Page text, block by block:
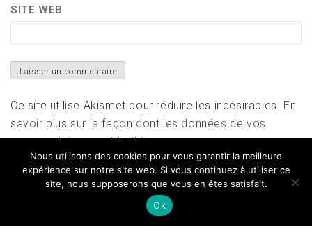
SITE WEB
Ce site utilise Akismet pour réduire les indésirables. En
savoir plus sur la façon dont les données de vos
commentaires sont traitées.
Nous utilisons des cookies pour vous garantir la meilleure
expérience sur notre site web. Si vous continuez à utiliser ce
site, nous supposerons que vous en êtes satisfait.
Ok